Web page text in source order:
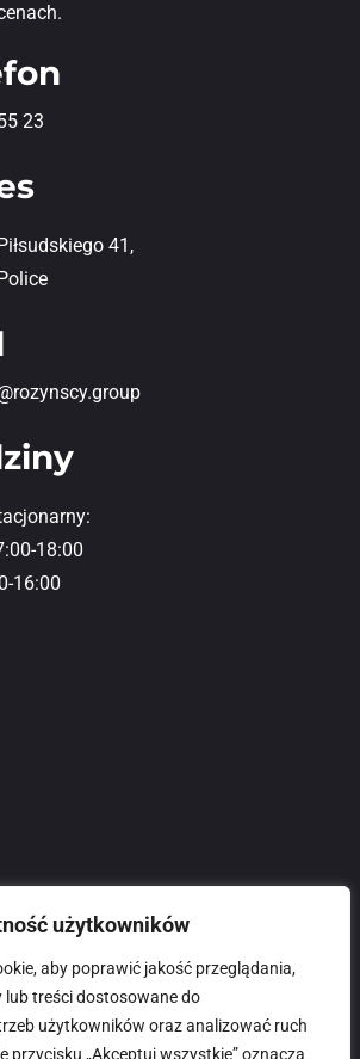
użytkowników
aby poprawić jakość przeglądania,
lub treści dostosowane do
użytkowników oraz analizować ruch
przycisku „Akceptuj wszystkie” oznacza
23
41,
18:00
16:00